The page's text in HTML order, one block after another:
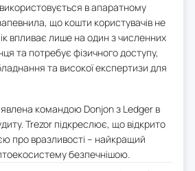
використовується в апаратному
що кошти користувачів не
впливає лише на один з численних
та потребує фізичного доступу,
та високої експертизи для
командою Donjon з Ledger в
Trezor підкреслює, що відкрито
про вразливості – найкращий
безпечнішою.